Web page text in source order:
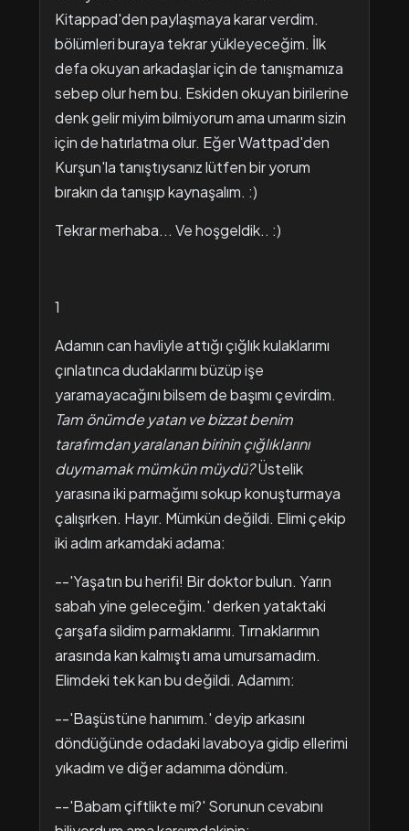
Kitappad'den paylaşmaya karar verdim.
bölümleri buraya tekrar yükleyeceğim. İlk
defa okuyan arkadaşlar için de tanışmamıza
sebep olur hem bu. Eskiden okuyan birilerine
denk gelir miyim bilmiyorum ama umarım sizin
için de hatırlatma olur. Eğer Wattpad'den
Kurşun'la tanıştıysanız lütfen bir yorum
bırakın da tanışıp kaynaşalım. :)
Tekrar merhaba... Ve hoşgeldik.. :)
1
Adamın can havliyle attığı çığlık kulaklarımı
çınlatınca dudaklarımı büzüp işe
yaramayacağını bilsem de başımı çevirdim.
Tam önümde yatan ve bizzat benim
tarafımdan yaralanan birinin çığlıklarını
duymamak mümkün müydü?Üstelik
yarasına iki parmağımı sokup konuşturmaya
çalışırken. Hayır. Mümkün değildi. Elimi çekip
iki adım arkamdaki adama:
--'Yaşatın bu herifi! Bir doktor bulun. Yarın
sabah yine geleceğim.' derken yataktaki
çarşafa sildim parmaklarımı. Tırnaklarımın
arasında kan kalmıştı ama umursamadım.
Elimdeki tek kan bu değildi. Adamım:
--'Başüstüne hanımım.' deyip arkasını
döndüğünde odadaki lavaboya gidip ellerimi
yıkadım ve diğer adamıma döndüm.
--'Babam çiftlikte mi?' Sorunun cevabını